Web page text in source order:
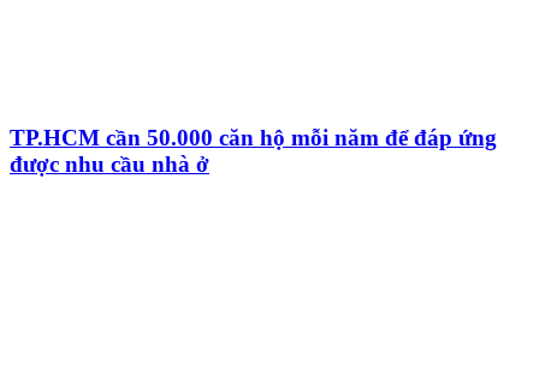
TP.HCM cần 50.000 căn hộ mỗi năm để đáp ứng
được nhu cầu nhà ở